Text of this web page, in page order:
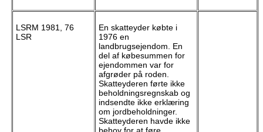
LSRM 1981, 76
LSR
En skatteyder købte i
1976 en
landbrugsejendom. En
del af købesummen for
ejendommen var for
afgrøder på roden.
Skatteyderen førte ikke
beholdningsregnskab og
indsendte ikke erklæring
om jordbeholdninger.
Skatteyderen havde ikke